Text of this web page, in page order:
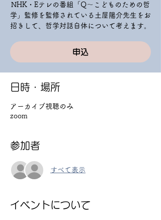
NHK・Eテレの番組「Q～こどものための哲
学」監修を監修されている土屋陽介先生をお
申込
日時・場所
アーカイブ視聴のみ
zoom
参加者
すべて表示
イベントについて